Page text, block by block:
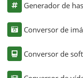
Generador de
Conversor de
Conversor de